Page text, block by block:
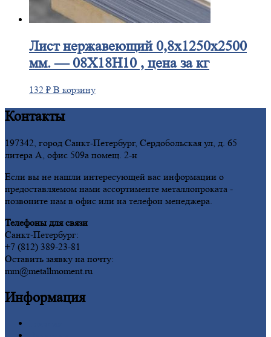
Листнержавеющий 0,8x1250x2500
мм. — 08Х18Н10 , цена за кг
132 ₽ В корзину
Контакты
197342, город Санкт-Петербург, Сердобольская ул, д. 65
литера А, офис 509а помещ. 2-н
Если вы не нашли интересующей вас информации о
предоставляемом нами ассортименте металлопроката -
позвоните нам в офис или на телефон менеджера.
Телефоны для связи
Санкт-Петербург:
+7 (812) 389-23-81
Оставить заявку на почту:
mm@metallmoment.ru
Информация